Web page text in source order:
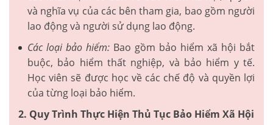
và nghĩa vụ của các bên tham gia, bao gồm người
lao động và người sử dụng lao động.
Các loại bảo hiểm: Bao gồm bảo hiểm xã hội bắt
buộc, bảo hiểm thất nghiệp, và bảo hiểm y tế.
Học viên sẽ được học về các chế độ và quyền lợi
của từng loại bảo hiểm.
2. Quy Trình Thực Hiện Thủ Tục Bảo Hiểm Xã Hội